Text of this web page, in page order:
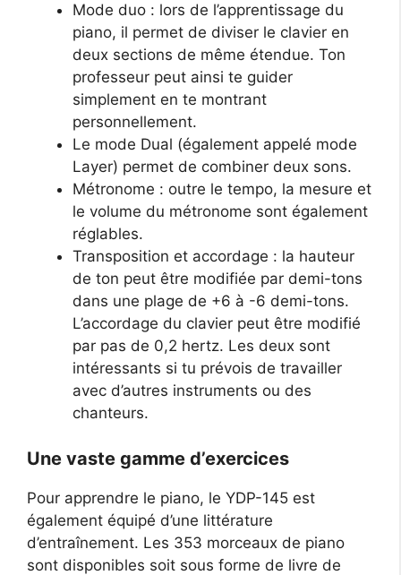
Mode duo : lors de l’apprentissage du
piano, il permet de diviser le clavier en
deux sections de même étendue. Ton
professeur peut ainsi te guider
simplement en te montrant
personnellement.
Le mode Dual (également appelé mode
Layer) permet de combiner deux sons.
Métronome : outre le tempo, la mesure et
le volume du métronome sont également
réglables.
Transposition et accordage : la hauteur
de ton peut être modifiée par demi-tons
dans une plage de +6 à -6 demi-tons.
L’accordage du clavier peut être modifié
par pas de 0,2 hertz. Les deux sont
intéressants si tu prévois de travailler
avec d’autres instruments ou des
chanteurs.
Une vaste gamme d’exercices
Pour apprendre le piano, le YDP-145 est
également équipé d’une littérature
d’entraînement. Les 353 morceaux de piano
sont disponibles soit sous forme de livre de